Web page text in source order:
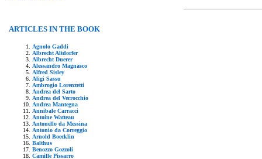
ARTICLES IN THE BOOK
Agnolo Gaddi
Albrecht Altdorfer
Albrecht Duerer
Alessandro Magnasco
Alfred Sisley
Aligi Sassu
Ambrogio Lorenzetti
Andrea del Sarto
Andrea del Verrocchio
Andrea Mantegna
Annibale Carracci
Antoine Watteau
Antonello da Messina
Antonio da Correggio
Arnold Boecklin
Balthus
Benozzo Gozzoli
Camille Pissarro